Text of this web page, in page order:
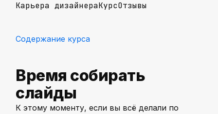
Карьера дизайнераКурсОтзывы
Содержание курса
Время собирать
слайды
К этому моменту, если вы всё делали по